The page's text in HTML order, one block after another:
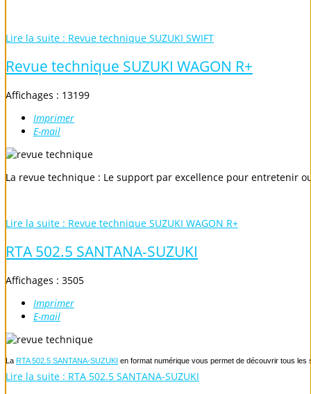
Lire la suite : Revue technique SUZUKI SWIFT
Revue technique SUZUKI WAGON R+
Affichages : 13199
Imprimer
E-mail
La revue technique : Le support par excellence pour entretenir
Lire la suite : Revue technique SUZUKI WAGON R+
RTA 502.5 SANTANA-SUZUKI
Affichages : 3505
Imprimer
E-mail
La RTA 502.5 SANTANA-SUZUKI en format numérique vous permet de découvrir tous
Lire la suite : RTA 502.5 SANTANA-SUZUKI